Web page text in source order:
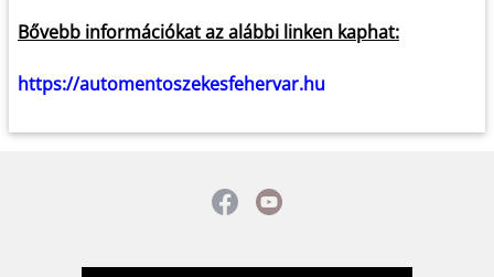
Bővebb információkat az alábbi linken kaphat:
https://automentoszekesfehervar.hu